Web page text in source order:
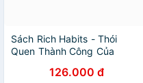
Sách Rich Habits - Thói
Quen Thành Công Của
126.000 đ